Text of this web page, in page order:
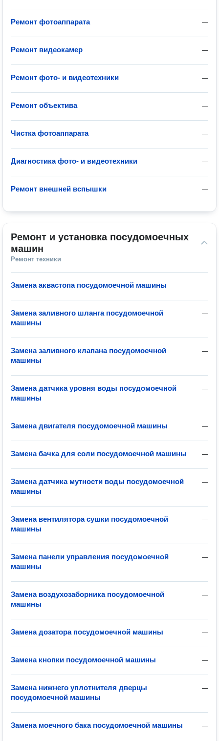
—
Ремонт фотоаппарата
—
Ремонт видеокамер
—
Ремонт фото- и видеотехники
—
Ремонт объектива
—
Чистка фотоаппарата
—
Диагностика фото- и видеотехники
—
Ремонт внешней вспышки
Ремонт и установка посудомоечных
машин
Ремонт техники
—
Замена аквастопа посудомоечной машины
—
Замена заливного шланга посудомоечной
машины
—
Замена заливного клапана посудомоечной
машины
—
Замена датчика уровня воды посудомоечной
машины
—
Замена двигателя посудомоечной машины
—
Замена бачка для соли посудомоечной машины
—
Замена датчика мутности воды посудомоечной
машины
—
Замена вентилятора сушки посудомоечной
машины
—
Замена панели управления посудомоечной
машины
—
Замена воздухозаборника посудомоечной
машины
—
Замена дозатора посудомоечной машины
—
Замена кнопки посудомоечной машины
—
Замена нижнего уплотнителя дверцы
посудомоечной машины
—
Замена моечного бака посудомоечной машины